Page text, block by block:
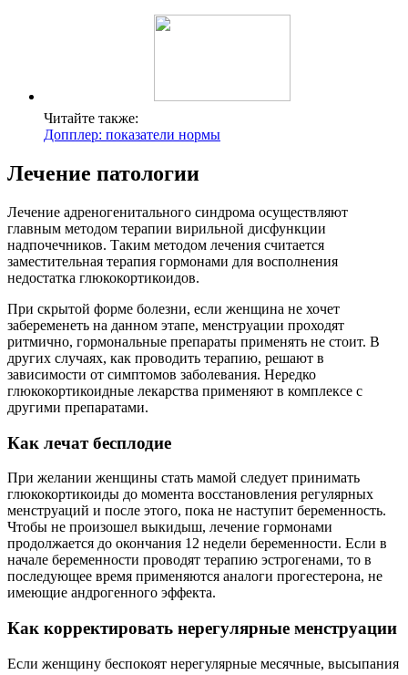
Читайте также:
Допплер: показатели нормы
Лечение патологии
Лечение адреногенитального синдрома осуществляют
главным методом терапии вирильной дисфункции
надпочечников. Таким методом лечения считается
заместительная терапия гормонами для восполнения
недостатка глюкокортикоидов.
При скрытой форме болезни, если женщина не хочет
забеременеть на данном этапе, менструации проходят
ритмично, гормональные препараты применять не стоит. В
других случаях, как проводить терапию, решают в
зависимости от симптомов заболевания. Нередко
глюкокортикоидные лекарства применяют в комплексе с
другими препаратами.
Как лечат бесплодие
При желании женщины стать мамой следует принимать
глюкокортикоиды до момента восстановления регулярных
менструаций и после этого, пока не наступит беременность.
Чтобы не произошел выкидыш, лечение гормонами
продолжается до окончания 12 недели беременности. Если в
начале беременности проводят терапию эстрогенами, то в
последующее время применяются аналоги прогестерона, не
имеющие андрогенного эффекта.
Как корректировать нерегулярные менструации
Если женщину беспокоят нерегулярные месячные, высыпания